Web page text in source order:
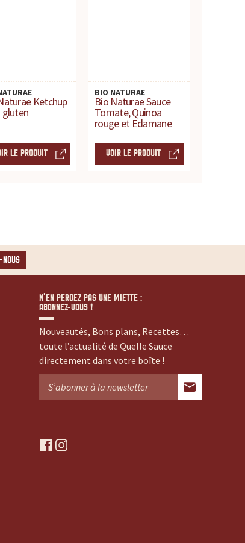
Ketchup
gluten
LE PRODUIT
BIO NATURAE
Bio Naturae Sauce
Tomate, Quinoa
rouge et Edamane
VOIR LE PRODUIT
NOUS
N’EN PERDEZ PAS UNE MIETTE :
ABONNEZ-VOUS !
Nouveautés, Bons plans, Recettes…
toute l’actualité de Quelle Sauce
directement dans votre boîte !
f